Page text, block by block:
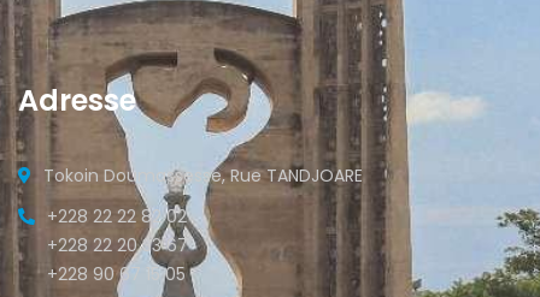
Adresse
Tokoin Doumassesse, Rue TANDJOARE
+228 22 22 82 02
+228 22 20 33 67
+228 90 67 15 05